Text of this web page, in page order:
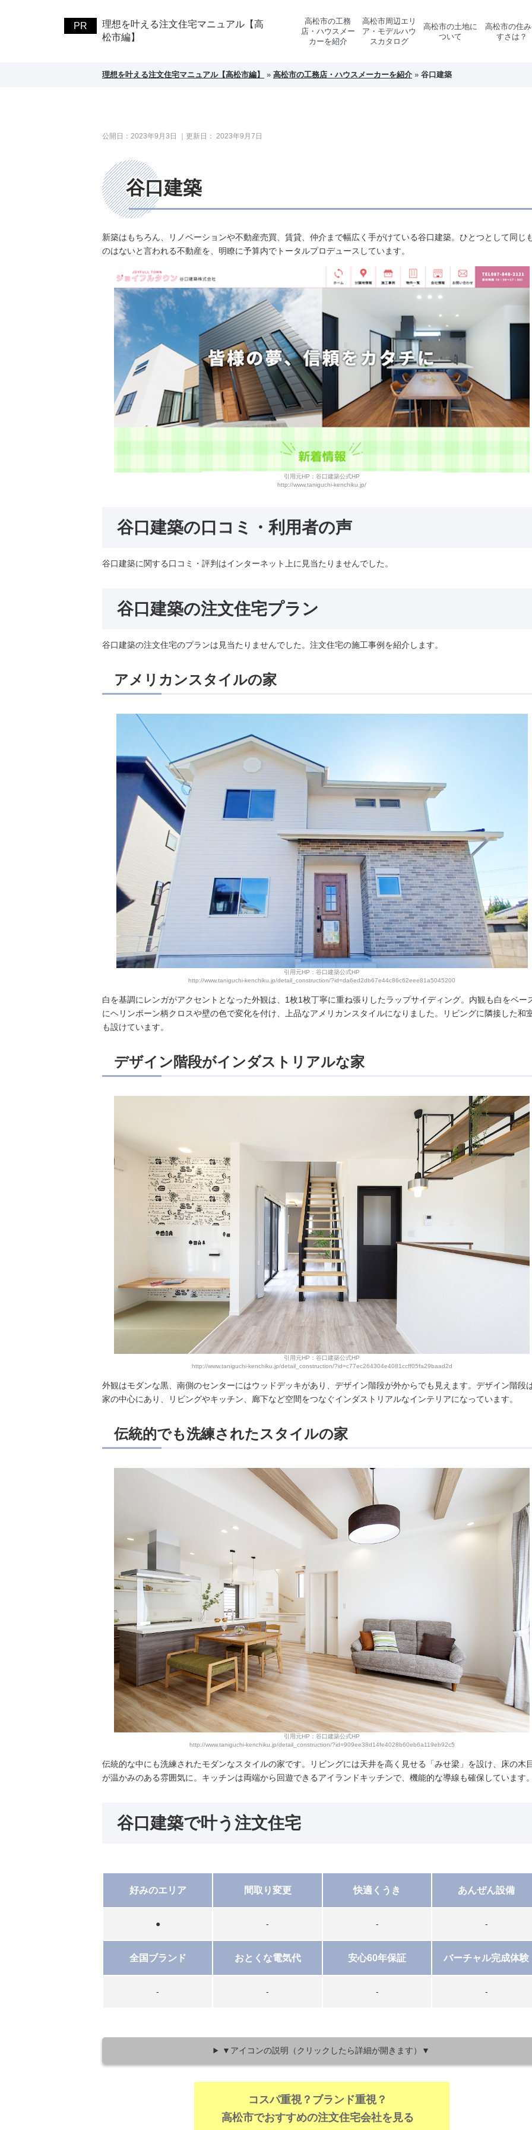
理想を叶える注文住宅マニュアル【高
松市編】
高松市の工務
店・ハウスメー
カーを紹介
高松市周辺エリ
ア・モデルハウ
スカタログ
高松市の土地に
ついて
高松市の住
すさは？
理想を叶える注文住宅マニュアル【高松市編】 » 高松市の工務店・ハウスメーカーを紹介 » 谷口建築
公開日： 2023年9月3日 ｜更新日： 2023年9月7日
谷口建築
新築はもちろん、リノベーションや不動産売買、賃貸、仲介まで幅広く手がけている谷口建築。ひとつとして同じ
のはないと言われる不動産を、明瞭に予算内でトータルプロデュースしています。
引用元HP：谷口建築公式HP
http://www.taniguchi-kenchiku.jp/
谷口建築の口コミ・利用者の声
谷口建築に関する口コミ・評判はインターネット上に見当たりませんでした。
谷口建築の注文住宅プラン
谷口建築の注文住宅のプランは見当たりませんでした。注文住宅の施工事例を紹介します。
アメリカンスタイルの家
引用元HP：谷口建築公式HP
http://www.taniguchi-kenchiku.jp/detail_construction/?id=da6ed2db67e44c86c62eee81a5045200
白を基調にレンガがアクセントとなった外観は、1枚1枚丁寧に重ね張りしたラップサイディング。内観も白をベー
にヘリンボーン柄クロスや壁の色で変化を付け、上品なアメリカンスタイルになりました。リビングに隣接した和
も設けています。
デザイン階段がインダストリアルな家
引用元HP：谷口建築公式HP
http://www.taniguchi-kenchiku.jp/detail_construction/?id=c77ec264304e4081ccff05fa29baad2d
外観はモダンな黒、南側のセンターにはウッドデッキがあり、デザイン階段が外からでも見えます。デザイン階段
家の中心にあり、リビングやキッチン、廊下など空間をつなぐインダストリアルなインテリアになっています。
伝統的でも洗練されたスタイルの家
引用元HP：谷口建築公式HP
http://www.taniguchi-kenchiku.jp/detail_construction/?id=909ee38d14fe4028b60eb6a119eb92c5
伝統的な中にも洗練されたモダンなスタイルの家です。リビングには天井を高く見せる「みせ梁」を設け、床の木
が温かみのある雰囲気に。キッチンは両端から回遊できるアイランドキッチンで、機能的な導線も確保しています
谷口建築で叶う注文住宅
好みのエリア 間取り変更 快適くうき あんぜん設備
● - - -
全国ブランド おとくな電気代 安心60年保証 バーチャル完成体験
- - ‐ ‐
▼アイコンの説明（クリックしたら詳細が開きます）▼
コスパ重視？ブランド重視？
高松市でおすすめの注文住宅会社を見る